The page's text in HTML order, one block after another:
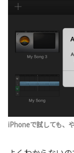
iPhoneで試しても、